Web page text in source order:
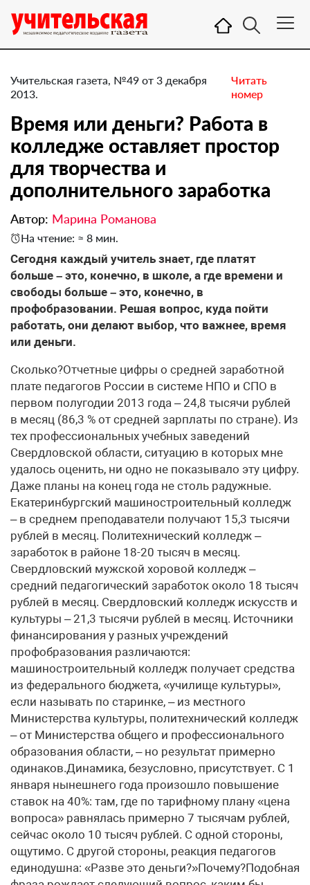
Учительская газета, №49 от 3 декабря
2013.
Читать
номер
Время или деньги? Работа в
колледже оставляет простор
для творчества и
дополнительного заработка
Автор: Марина Романова
На чтение: ≈ 8 мин.
Сегодня каждый учитель знает, где платят
больше – это, конечно, в школе, а где времени и
свободы больше – это, конечно, в
профобразовании. Решая вопрос, куда пойти
работать, они делают выбор, что важнее, время
или деньги.
Сколько?Отчетные цифры о средней заработной
плате педагогов России в системе НПО и СПО в
первом полугодии 2013 года – 24,8 тысячи рублей
в месяц (86,3 % от средней зарплаты по стране). Из
тех профессиональных учебных заведений
Свердловской области, ситуацию в которых мне
удалось оценить, ни одно не показывало эту цифру.
Даже планы на конец года не столь радужные.
Екатеринбургский машиностроительный колледж
– в среднем преподаватели получают 15,3 тысячи
рублей в месяц. Политехнический колледж –
заработок в районе 18-20 тысяч в месяц.
Свердловский мужской хоровой колледж –
средний педагогический заработок около 18 тысяч
рублей в месяц. Свердловский колледж искусств и
культуры – 21,3 тысячи рублей в месяц. Источники
финансирования у разных учреждений
профобразования различаются:
машиностроительный колледж получает средства
из федерального бюджета, «училище культуры»,
если называть по старинке, – из местного
Министерства культуры, политехнический колледж
– от Министерства общего и профессионального
образования области, – но результат примерно
одинаков.Динамика, безусловно, присутствует. С 1
января нынешнего года произошло повышение
ставок на 40%: там, где по тарифному плану «цена
вопроса» равнялась примерно 7 тысячам рублей,
сейчас около 10 тысяч рублей. С одной стороны,
ощутимо. С другой стороны, реакция педагогов
единодушна: «Разве это деньги?»Почему?Подобная